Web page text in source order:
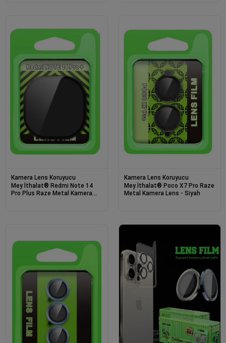
Kamera Lens Koruyucu
Mey İthalat® Redmi Note 14
Pro Plus Raze Metal Kamera
Kamera Lens Koruyucu
Mey İthalat® Poco X7 Pro Raze
Metal Kamera Lens - Siyah